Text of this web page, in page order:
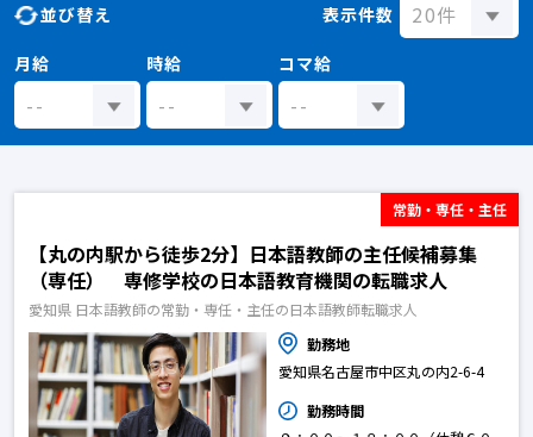
並び替え 表示件数
月給 時給 コマ給
常勤・専任・主任
【丸の内駅から徒歩2分】日本語教師の主任候補募集
（専任） 専修学校の日本語教育機関の転職求人
愛知県 日本語教師の常勤・専任・主任の日本語教師転職求人
勤務地
愛知県名古屋市中区丸の内2-6-4
勤務時間